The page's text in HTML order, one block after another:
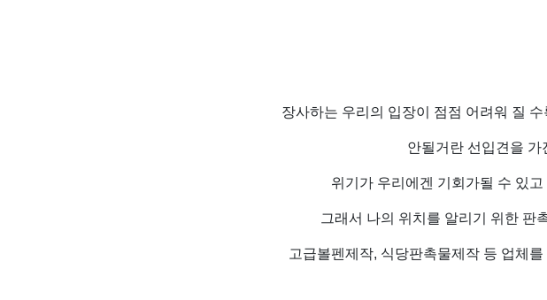
장사하는 우리의 입장이 점점 어려워 질
안될거란 선입견을
위기가 우리에겐 기회가될 수 있
그래서 나의 위치를 알리기 위한 판
고급볼펜제작, 식당판촉물제작 등 업체